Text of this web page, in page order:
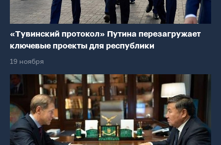
«Тувинский протокол» Путина перезагружает
ключевые проекты для республики
19 ноября